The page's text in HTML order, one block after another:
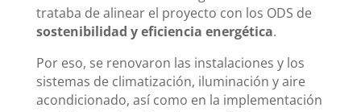
trataba de alinear el proyecto con los ODS de
sostenibilidad y eficiencia energética.
Por eso, se renovaron las instalaciones y los
sistemas de climatización, iluminación y aire
acondicionado, así como en la implementación